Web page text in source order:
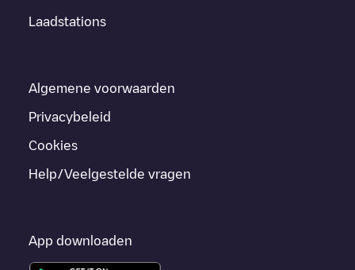
Laadstations
Algemene voorwaarden
Privacybeleid
Cookies
Help/Veelgestelde vragen
App downloaden